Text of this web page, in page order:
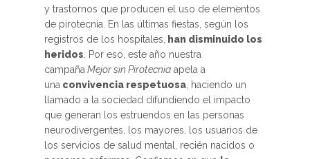
y trastornos que producen el uso de elementos
de pirotecnia. En las últimas fiestas, según los
registros de los hospitales,
han disminuido los
heridos . Por eso, este año nuestra
campaña Mejor sin Pirotecnia apela a
una convivencia respetuosa , haciendo un
llamado a la sociedad difundiendo el impacto
que generan los estruendos en las personas
neurodivergentes, los mayores, los usuarios de
los servicios de salud mental, recién nacidos o